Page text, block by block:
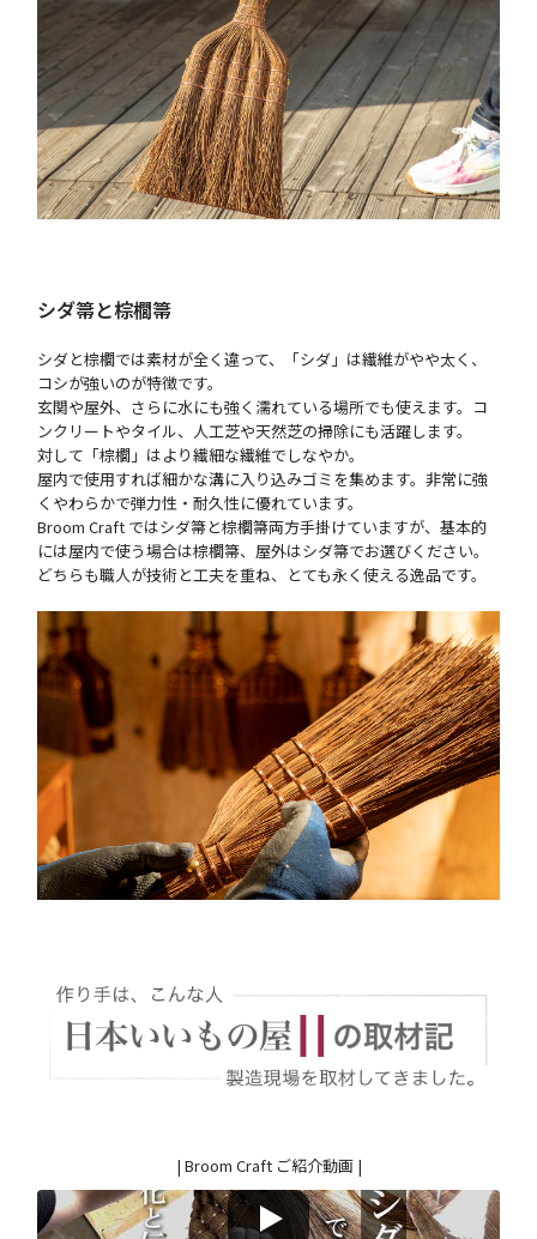
シダ箒と棕櫚箒
シダと棕櫚では素材が全く違って、「シダ」は繊維がやや太く、
コシが強いのが特徴です。
玄関や屋外、さらに水にも強く濡れている場所でも使えます。コ
ンクリートやタイル、人工芝や天然芝の掃除にも活躍します。
対して「棕櫚」はより繊細な繊維でしなやか。
屋内で使用すれば細かな溝に入り込みゴミを集めます。非常に強
くやわらかで弾力性・耐久性に優れています。
Broom Craft ではシダ箒と棕櫚箒両方手掛けていますが、基本的
には屋内で使う場合は棕櫚箒、屋外はシダ箒でお選びください。
どちらも職人が技術と工夫を重ね、とても永く使える逸品です。
| Broom Craft ご紹介動画 |